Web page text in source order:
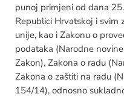
punoj primjeni od dana
Republici Hrvatskoj i svim
unije, kao i Zakonu o
podataka (Narodne
Zakon), Zakona o radu
Zakona o zaštiti na radu
154/14), odnosno